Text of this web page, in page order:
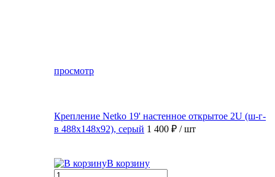
просмотр
Крепление Netko 19' настенное открытое 2U (ш-г-
в 488х148х92), серый 1 400 ₽ / шт
В корзину